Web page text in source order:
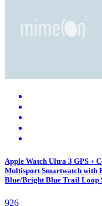
Apple Watch Ultra 3 GPS +
Multisport Smartwatch with
Blue/Bright Blue Trail Loop
926